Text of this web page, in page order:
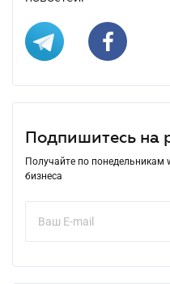
Подпишитесь на
Получайте по понедельникам
бизнеса